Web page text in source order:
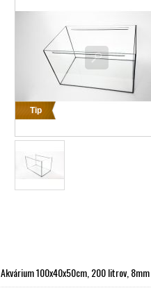
Tip
Akvárium 100x40x50cm, 200 litrov, 8mm